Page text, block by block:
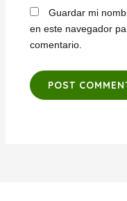
Guardar mi
en este navegador
comentario.